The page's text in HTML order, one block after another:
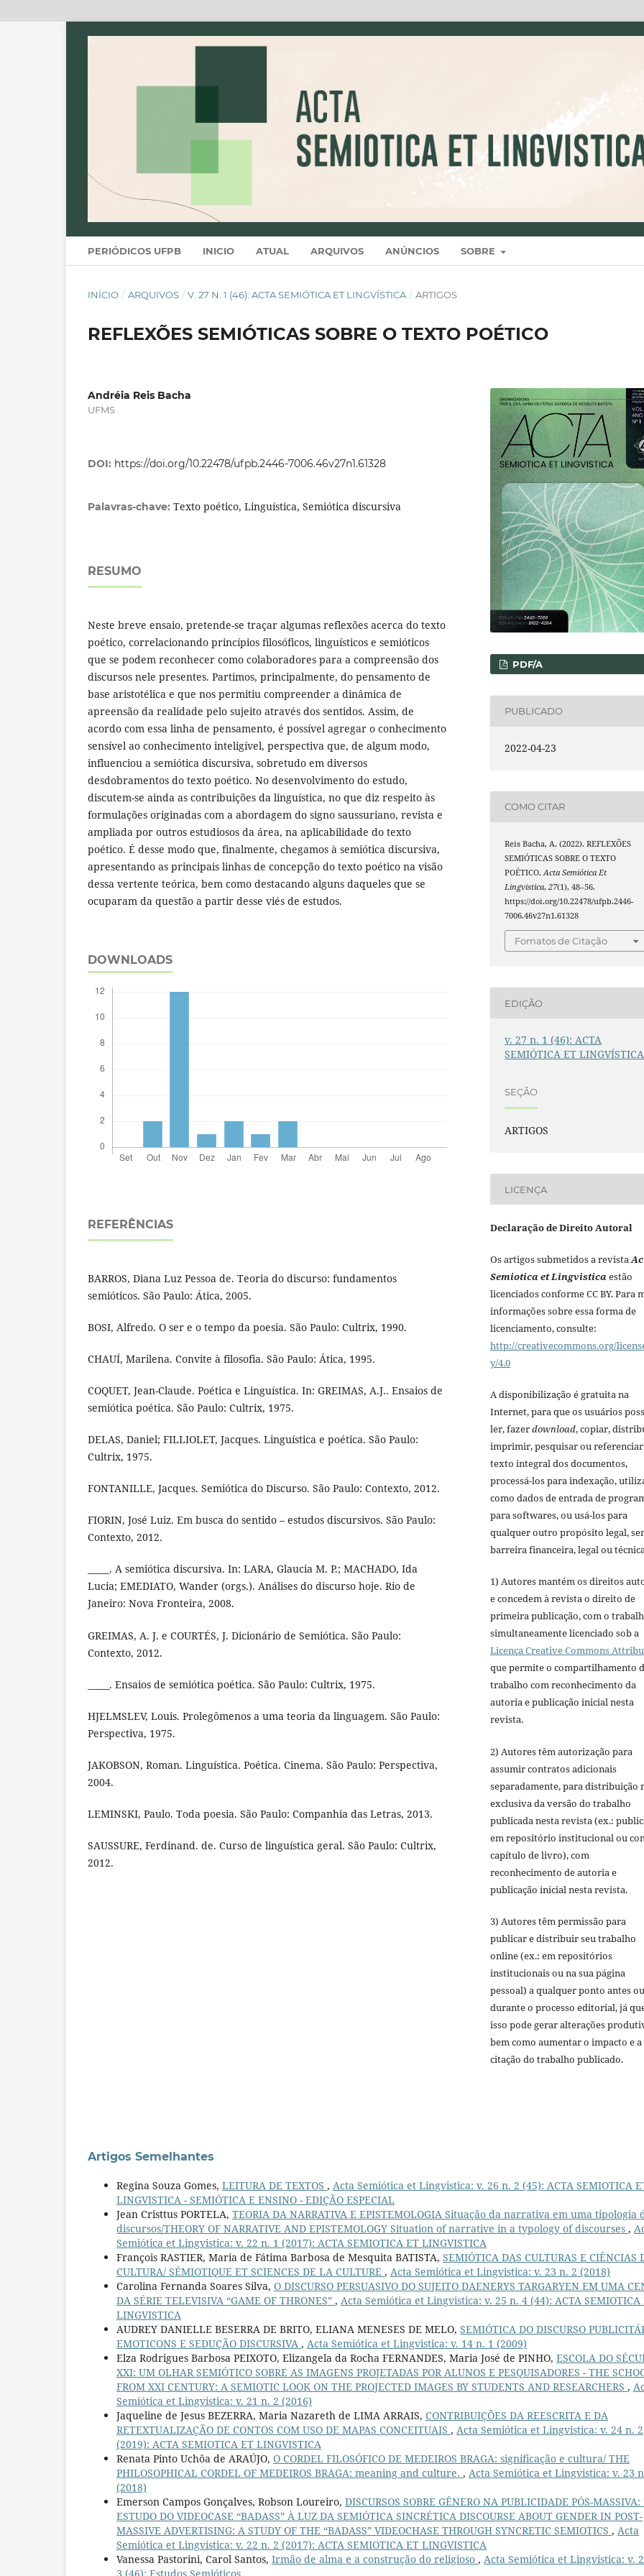
PERIÓDICOS UFPB INICIO ATUAL ARQUIVOS ANÚNCIOS SOBRE
INÍCIO / ARQUIVOS / V. 27 N. 1 (46): ACTA SEMIÓTICA ET LINGVÍSTICA / ARTIGOS
REFLEXÕES SEMIÓTICAS SOBRE O TEXTO POÉTICO
Andréia Reis Bacha
UFMS
DOI: https://doi.org/10.22478/ufpb.2446-7006.46v27n1.61328
Palavras-chave: Texto poético, Linguística, Semiótica discursiva
RESUMO
Neste breve ensaio, pretende-se traçar algumas reflexões acerca do texto
poético, correlacionando princípios filosóficos, linguísticos e semióticos
que se podem reconhecer como colaboradores para a compreensão dos
discursos nele presentes. Partimos, principalmente, do pensamento de
base aristotélica e que nos permitiu compreender a dinâmica de
apreensão da realidade pelo sujeito através dos sentidos. Assim, de
acordo com essa linha de pensamento, é possível agregar o conhecimento
sensível ao conhecimento inteligível, perspectiva que, de algum modo,
influenciou a semiótica discursiva, sobretudo em diversos
desdobramentos do texto poético. No desenvolvimento do estudo,
discutem-se ainda as contribuições da linguística, no que diz respeito às
formulações originadas com a abordagem do signo saussuriano, revista e
ampliada por outros estudiosos da área, na aplicabilidade do texto
poético. É desse modo que, finalmente, chegamos à semiótica discursiva,
apresentando as principais linhas de concepção do texto poético na visão
dessa vertente teórica, bem como destacando alguns daqueles que se
ocuparam da questão a partir desse viés de estudos.
DOWNLOADS
REFERÊNCIAS
BARROS, Diana Luz Pessoa de. Teoria do discurso: fundamentos
semióticos. São Paulo: Ática, 2005.
BOSI, Alfredo. O ser e o tempo da poesia. São Paulo: Cultrix, 1990.
CHAUÍ, Marilena. Convite à filosofia. São Paulo: Ática, 1995.
COQUET, Jean-Claude. Poética e Linguística. In: GREIMAS, A.J.. Ensaios de
semiótica poética. São Paulo: Cultrix, 1975.
DELAS, Daniel; FILLIOLET, Jacques. Linguística e poética. São Paulo:
Cultrix, 1975.
FONTANILLE, Jacques. Semiótica do Discurso. São Paulo: Contexto, 2012.
FIORIN, José Luiz. Em busca do sentido – estudos discursivos. São Paulo:
Contexto, 2012.
_____. A semiótica discursiva. In: LARA, Glaucia M. P.; MACHADO, Ida
Lucia; EMEDIATO, Wander (orgs.). Análises do discurso hoje. Rio de
Janeiro: Nova Fronteira, 2008.
GREIMAS, A. J. e COURTÉS, J. Dicionário de Semiótica. São Paulo:
Contexto, 2012.
_____. Ensaios de semiótica poética. São Paulo: Cultrix, 1975.
HJELMSLEV, Louis. Prolegômenos a uma teoria da linguagem. São Paulo:
Perspectiva, 1975.
JAKOBSON, Roman. Linguística. Poética. Cinema. São Paulo: Perspectiva,
2004.
LEMINSKI, Paulo. Toda poesia. São Paulo: Companhia das Letras, 2013.
SAUSSURE, Ferdinand. de. Curso de linguística geral. São Paulo: Cultrix,
2012.
PDF/A
PUBLICADO
2022-04-23
COMO CITAR
Reis Bacha, A. (2022). REFLEXÕES
SEMIÓTICAS SOBRE O TEXTO
POÉTICO.Acta Semiótica Et
Lingvistica,27(1), 48–56.
https://doi.org/10.22478/ufpb.2446-
7006.46v27n1.61328
Fomatos de Citação
EDIÇÃO
v. 27 n. 1 (46): ACTA
SEMIÓTICA ET LINGVÍSTICA
SEÇÃO
ARTIGOS
LICENÇA
Declaração de Direito Autoral
Os artigos submetidos a revista
Semiotica et Lingvistica estão
licenciados conforme CC BY. Para
informações sobre essa forma de
licenciamento, consulte:
http://creativecommons.org/
y/4.0
A disponibilização é gratuita na
Internet, para que os usuários
ler, fazerdownload, copiar,
imprimir, pesquisar ou
texto integral dos documentos,
processá-los para indexação,
como dados de entrada de
para softwares, ou usá-los para
qualquer outro propósito legal,
barreira financeira, legal ou
1) Autores mantém os direitos
e concedem à revista o direito de
primeira publicação, com o
simultaneamente licenciado sob a
Licença Creative Commons
que permite o compartilhamento
trabalho com reconhecimento da
autoria e publicação inicial nesta
revista.
2) Autores têm autorização para
assumir contratos adicionais
separadamente, para distribuição
exclusiva da versão do trabalho
publicada nesta revista (ex.:
em repositório institucional ou
capítulo de livro), com
reconhecimento de autoria e
publicação inicial nesta revista.
3) Autores têm permissão para
publicar e distribuir seu trabalho
online (ex.: em repositórios
institucionais ou na sua página
pessoal) a qualquer ponto antes ou
durante o processo editorial, já
isso pode gerar alterações
bem como aumentar o impacto e a
citação do trabalho publicado.
Artigos Semelhantes
Regina Souza Gomes, LEITURA DE TEXTOS , Acta Semiótica et Lingvistica: v. 26 n. 2 (45): ACTA SEMIOTICA
LINGVISTICA - SEMIÓTICA E ENSINO - EDIÇÃO ESPECIAL
Jean Cristtus PORTELA, TEORIA DA NARRATIVA E EPISTEMOLOGIA Situação da narrativa em uma tipologia
discursos/THEORY OF NARRATIVE AND EPISTEMOLOGY Situation of narrative in a typology of discourses ,
Semiótica et Lingvistica: v. 22 n. 1 (2017): ACTA SEMIOTICA ET LINGVISTICA
François RASTIER, Maria de Fátima Barbosa de Mesquita BATISTA, SEMIÓTICA DAS CULTURAS E CIÊNCIAS
CULTURA/ SÉMIOTIQUE ET SCIENCES DE LA CULTURE , Acta Semiótica et Lingvistica: v. 23 n. 2 (2018)
Carolina Fernanda Soares Silva, O DISCURSO PERSUASIVO DO SUJEITO DAENERYS TARGARYEN EM UMA
DA SÉRIE TELEVISIVA “GAME OF THRONES” , Acta Semiótica et Lingvistica: v. 25 n. 4 (44): ACTA SEMIOTICA
LINGVISTICA
AUDREY DANIELLE BESERRA DE BRITO, ELIANA MENESES DE MELO, SEMIÓTICA DO DISCURSO
EMOTICONS E SEDUÇÃO DISCURSIVA , Acta Semiótica et Lingvistica: v. 14 n. 1 (2009)
Elza Rodrigues Barbosa PEIXOTO, Elizangela da Rocha FERNANDES, Maria José de PINHO, ESCOLA DO
XXI: UM OLHAR SEMIÓTICO SOBRE AS IMAGENS PROJETADAS POR ALUNOS E PESQUISADORES - THE
FROM XXI CENTURY: A SEMIOTIC LOOK ON THE PROJECTED IMAGES BY STUDENTS AND RESEARCHERS ,
Semiótica et Lingvistica: v. 21 n. 2 (2016)
Jaqueline de Jesus BEZERRA, Maria Nazareth de LIMA ARRAIS, CONTRIBUIÇÕES DA REESCRITA E DA
RETEXTUALIZAÇÃO DE CONTOS COM USO DE MAPAS CONCEITUAIS , Acta Semiótica et Lingvistica: v. 24 n. 2
(2019): ACTA SEMIOTICA ET LINGVISTICA
Renata Pinto Uchôa de ARAÚJO, O CORDEL FILOSÓFICO DE MEDEIROS BRAGA: significação e cultura/ THE
PHILOSOPHICAL CORDEL OF MEDEIROS BRAGA: meaning and culture. , Acta Semiótica et Lingvistica: v. 23
(2018)
Emerson Campos Gonçalves, Robson Loureiro, DISCURSOS SOBRE GÊNERO NA PUBLICIDADE PÓS-
ESTUDO DO VIDEOCASE “BADASS” À LUZ DA SEMIÓTICA SINCRÉTICA DISCOURSE ABOUT GENDER IN POST-
MASSIVE ADVERTISING: A STUDY OF THE “BADASS” VIDEOCHASE THROUGH SYNCRETIC SEMIOTICS , Acta
Semiótica et Lingvistica: v. 22 n. 2 (2017): ACTA SEMIOTICA ET LINGVISTICA
Vanessa Pastorini, Carol Santos, Irmão de alma e a construção do religioso , Acta Semiótica et Lingvistica: v.
3 (46): Estudos Semióticos